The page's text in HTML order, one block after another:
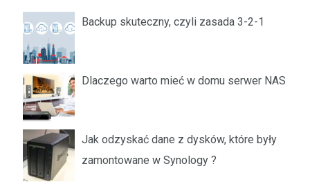
Backup skuteczny, czyli zasada 3-2-1
Dlaczego warto mieć w domu serwer NAS
Jak odzyskać dane z dysków, które były
zamontowane w Synology ?